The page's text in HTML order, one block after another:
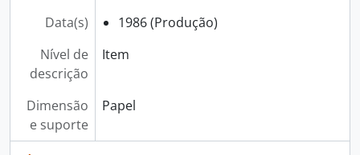
Data(s)
1986 (Produção)
Nível de
descrição
Item
Dimensão
e suporte
Papel